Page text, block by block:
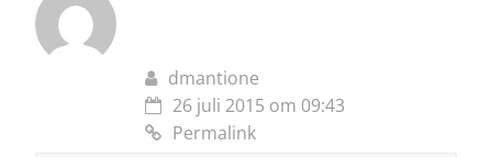
dmantione
26 juli 2015 om 09:43
Permalink